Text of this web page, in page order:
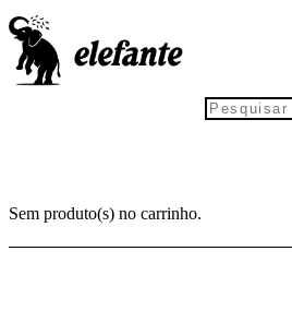
Sem produto(s) no carrinho.